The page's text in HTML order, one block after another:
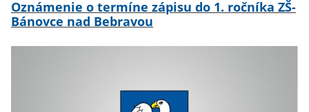
Oznámenie o termíne zápisu do 1. ročníka ZŠ-
Bánovce nad Bebravou